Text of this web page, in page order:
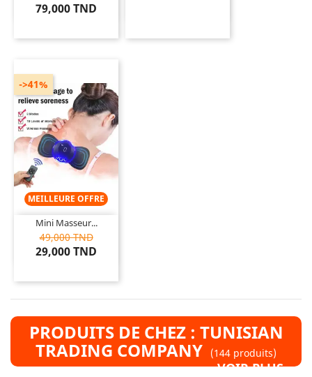
79,000 TND
MEILLEURE OFFRE
Mini Masseur...
49,000 TND
29,000 TND
->41%
PRODUITS DE CHEZ : TUNISIAN
TRADING COMPANY (144 produits)
VOIR PLUS »